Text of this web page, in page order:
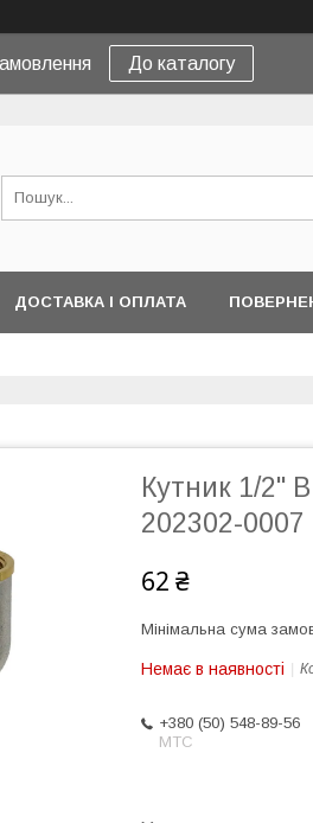
До каталогу
ДОСТАВКА І ОПЛАТА
Кутник 1/2"
202302-0007
62 ₴
Мінімальна сума
Немає в наявності
+380 (50) 548-89-56
МТС